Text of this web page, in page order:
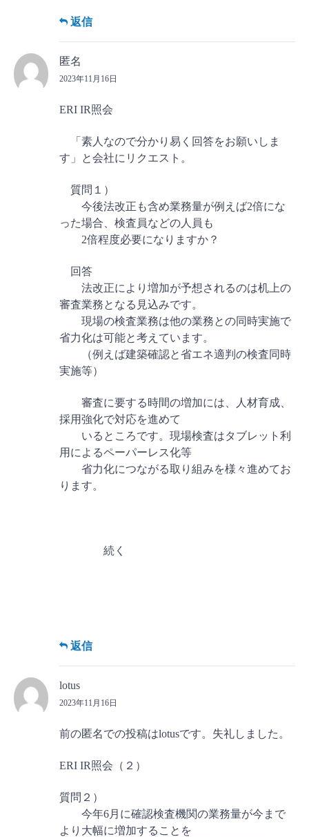
返信
匿名
2023年11月16日
ERI IR照会
「素人なので分かり易く回答をお願いしま
す」と会社にリクエスト。
質問１）
今後法改正も含め業務量が例えば2倍にな
った場合、検査員などの人員も
2倍程度必要になりますか？
回答
法改正により増加が予想されるのは机上の
審査業務となる見込みです。
現場の検査業務は他の業務との同時実施で
省力化は可能と考えています。
（例えば建築確認と省エネ適判の検査同時
実施等）
審査に要する時間の増加には、人材育成、
採用強化で対応を進めて
いるところです。現場検査はタブレット利
用によるペーパーレス化等
省力化につながる取り組みを様々進めてお
ります。
続く
返信
lotus
2023年11月16日
前の匿名での投稿はlotusです。失礼しました。
ERI IR照会（２）
質問２）
今年6月に確認検査機関の業務量が今まで
より大幅に増加することを